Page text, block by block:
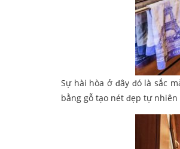
Sự hài hòa ở đây đó là sắc
bằng gỗ tạo nét đẹp tự nhiên